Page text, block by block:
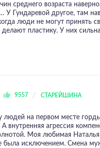
среднего возраста
У Гундаревой другое, там
люди не могут принять
пластику. У них
9557 СТАРЕЙШИНА
людей на первом месте
внутренняя агрессия
Моя любимая Наталья
была исключением. Смена